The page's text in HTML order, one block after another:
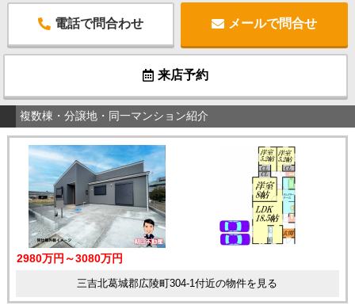
電話で問合わせ メールで問合せ
来店予約
複数棟・分譲地・同一マンション紹介
2980万円～3080万円
三吉北葛城郡広陵町304-1付近の物件を見る